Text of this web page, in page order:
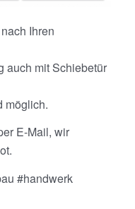
Ihren
auch mit Schiebetür
möglich.
E-Mail, wir
#handwerk